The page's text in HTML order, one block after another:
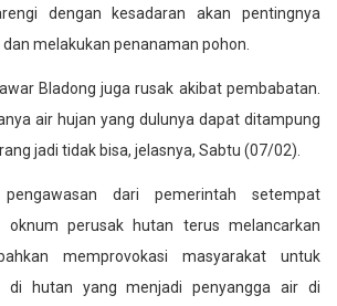
dengan kesadaran akan pentingnya
melakukan penanaman pohon.
Bladong juga rusak akibat pembabatan.
air hujan yang dulunya dapat ditampung
jadi tidak bisa, jelasnya, Sabtu (07/02).
pengawasan dari pemerintah setempat
oknum perusak hutan terus melancarkan
memprovokasi masyarakat untuk
di hutan yang menjadi penyangga air di